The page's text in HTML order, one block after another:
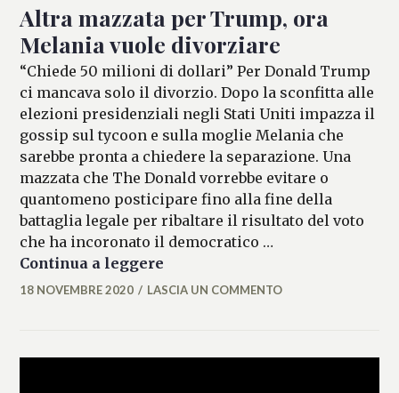
Altra mazzata per Trump, ora
Melania vuole divorziare
“Chiede 50 milioni di dollari” Per Donald Trump
ci mancava solo il divorzio. Dopo la sconfitta alle
elezioni presidenziali negli Stati Uniti impazza il
gossip sul tycoon e sulla moglie Melania che
sarebbe pronta a chiedere la separazione. Una
mazzata che The Donald vorrebbe evitare o
quantomeno posticipare fino alla fine della
battaglia legale per ribaltare il risultato del voto
che ha incoronato il democratico …
Continua a leggere
MATTEO
18 NOVEMBRE 2020 LASCIA UN COMMENTO